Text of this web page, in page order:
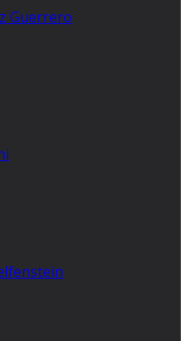
Guerrero